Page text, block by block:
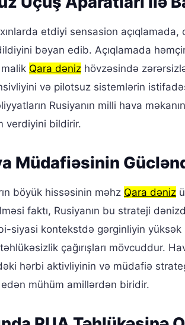
etdiyi sensasion açıqlamada,
bəyan edib. Açıqlamada
Qara dəniz hövzəsində
və pilotsuz sistemlərin
Rusiyanın milli hava
verdiyini bildirir.
Müdafiəsinin
böyük hissəsinin məhz Qara dəniz
faktı, Rusiyanın bu strateji
siyasi kontekstdə gərginliyin
çağırışları mövcuddur.
hərbi aktivliyinin və müdafiə
mühüm amillərdən biridir.